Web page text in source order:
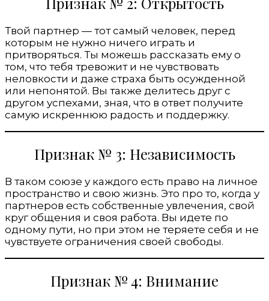
Твой партнер — тот самый человек, перед
которым не нужно ничего играть и
притворяться. Ты можешь рассказать ему о
том, что тебя тревожит и не чувствовать
неловкости и даже страха быть осужденной
или непонятой. Вы также делитесь друг с
другом успехами, зная, что в ответ получите
самую искреннюю радость и поддержку.
Признак № 3: Независимость
В таком союзе у каждого есть право на личное
пространство и свою жизнь. Это про то, когда у
партнеров есть собственные увлечения, свой
круг общения и своя работа. Вы идете по
одному пути, но при этом не теряете себя и не
чувствуете ограничения своей свободы.
Признак № 4: Внимание